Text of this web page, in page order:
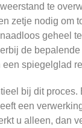
te
zetje nodig om
geheel
de bepalende
spiegelglad
bij dit proces.
een
u alleen, dan